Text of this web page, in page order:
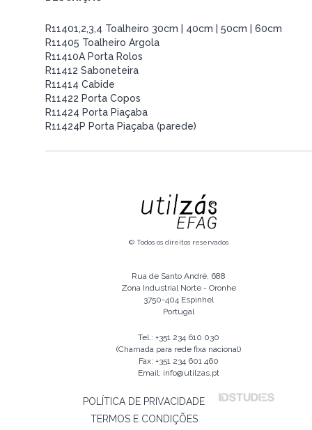
R11401,2,3,4 Toalheiro 30cm | 40cm | 50cm | 60cm
R11405 Toalheiro Argola
R11410A Porta Rolos
R11412 Saboneteira
R11414 Cabide
R11422 Porta Copos
R11424 Porta Piaçaba
R11424P Porta Piaçaba (parede)
© Todos os direitos reservados
Rua de Santo André, 688
Zona Industrial Norte - Oronhe
3750-404 Espinhel
Portugal
Tel.: +351 234 610 030
(Chamada para rede fixa nacional)
Fax: +351 234 601 460
Email: info@utilzas.pt
POLÍTICA DE PRIVACIDADE
TERMOS E CONDIÇÕES